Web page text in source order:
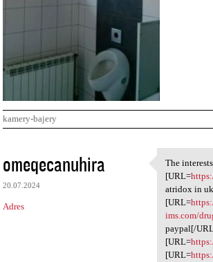
kamery-bajery
K
o
m
e
omeqecanuhira
20.07.2024
Adres
The
The
[URL=
atridox in
[URL=
ims.com/
paypal[/
[URL=
[URL=